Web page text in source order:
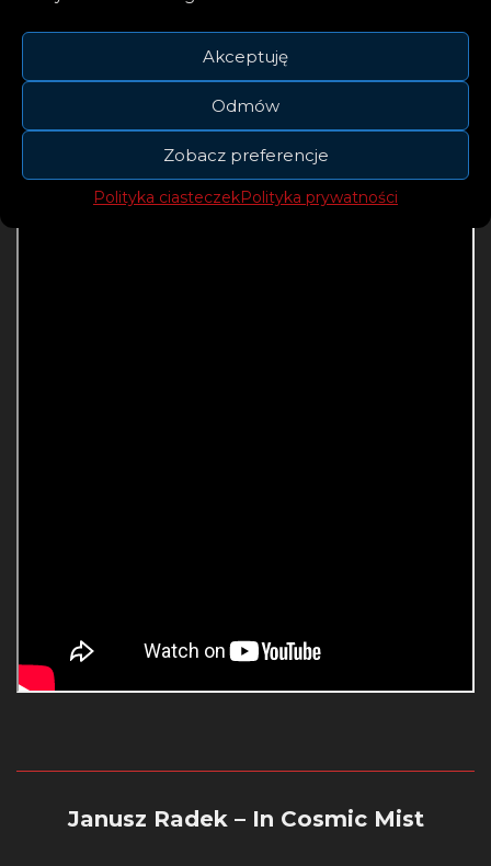
Akceptuję
Odmów
Zobacz preferencje
Polityka ciasteczekPolityka prywatności
Voice of Poland 13.
Janusz Radek – In Cosmic Mist